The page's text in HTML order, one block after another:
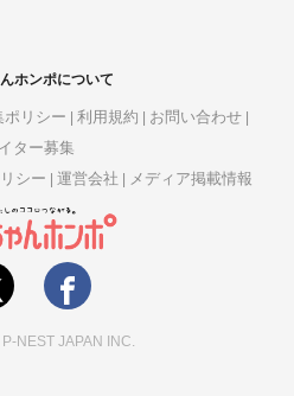
ホンポについて
ポリシー 利用規約
お問い合わせ
ター募集
シー 運営会社 メディア掲載情報
NEST JAPAN INC.